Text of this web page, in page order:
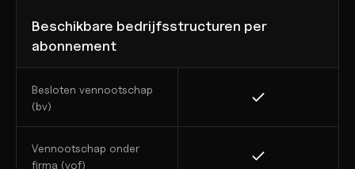
Beschikbare bedrijfsstructuren per
abonnement
Besloten vennootschap
(bv)
Vennootschap onder
firma (vof)